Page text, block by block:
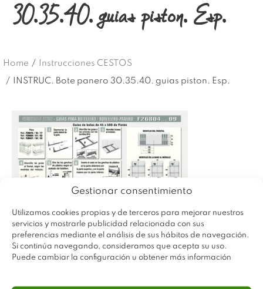
Gestionar consentimiento
Utilizamos cookies propias y de terceros para mejorar nuestros
servicios y mostrarle publicidad relacionada con sus
preferencias mediante el análisis de sus hábitos de navegación.
Si continúa navegando, consideramos que acepta su uso.
Puede cambiar la configuración u obtener más información
30.35.40. guias piston. Esp.
Home /
Instrucciones CESTOS
/
INSTRUC. Bote panero 30.35.40. guias piston. Esp.